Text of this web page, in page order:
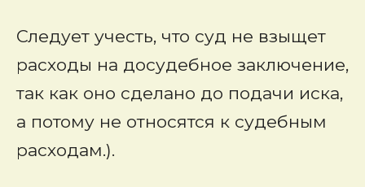
Следует учесть, что суд не взыщет
расходы на досудебное заключение,
так как оно сделано до подачи иска,
а потому не относятся к судебным
расходам.).